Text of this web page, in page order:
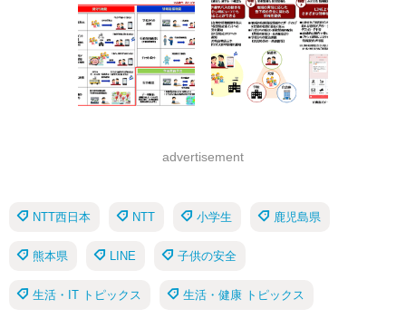
advertisement
NTT西日本 NTT 小学生 鹿児島県
熊本県 LINE 子供の安全
生活・IT トピックス 生活・健康 トピックス